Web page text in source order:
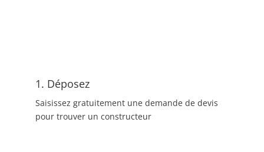
1. Déposez
Saisissez gratuitement une demande de devis
pour trouver un constructeur